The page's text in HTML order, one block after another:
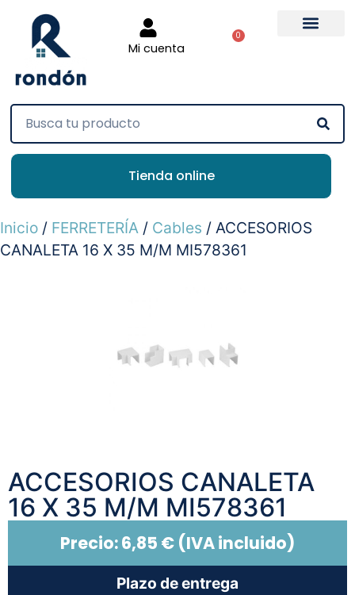
Mi cuenta
0
Tienda online
Inicio / FERRETERÍA / Cables / ACCESORIOS
CANALETA 16 X 35 M/M MI578361
ACCESORIOS CANALETA
16 X 35 M/M MI578361
Precio:6,85 € (IVA incluido)
Plazo de entrega